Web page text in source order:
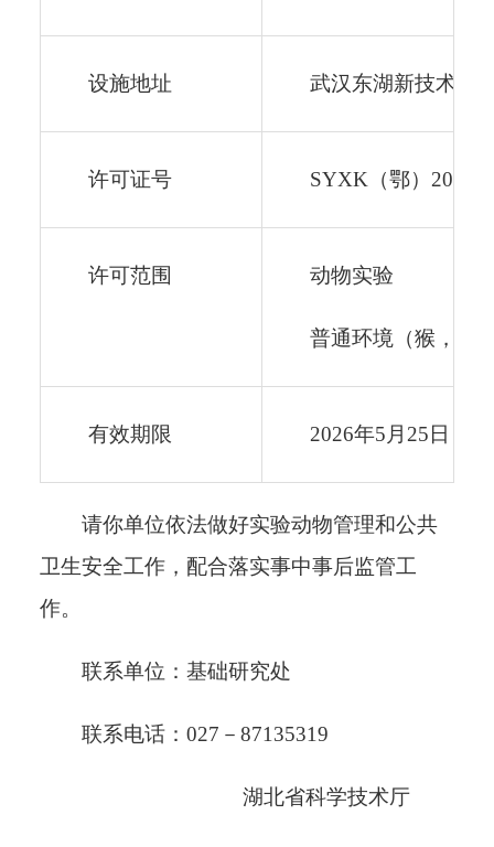
设施地址 武汉东湖新技术开
许可证号 SYXK（鄂）2026
许可范围 动物实验
普通环境（猴，
有效期限 2026年5月25日－
请你单位依法做好实验动物管理和公共
卫生安全工作，配合落实事中事后监管工
作。
联系单位：基础研究处
联系电话： 027－87135319
湖北省科学技术厅